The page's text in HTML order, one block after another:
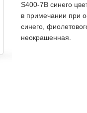
S400-7В синего
в примечании при
синего,
неокрашенная.